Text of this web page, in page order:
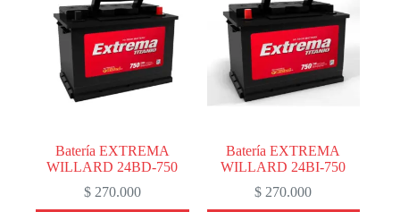
Batería EXTREMA
WILLARD 24BD-750
$270.000
Batería EXTREMA
WILLARD 24BI-750
$ 270.000